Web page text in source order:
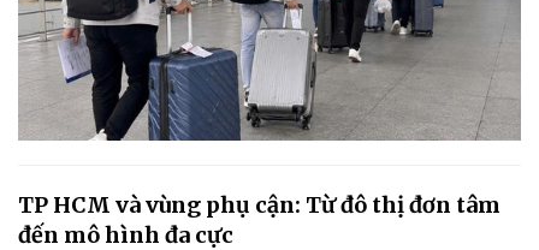
TP HCM và vùng phụ cận: Từ đô thị đơn tâm
đến mô hình đa cực